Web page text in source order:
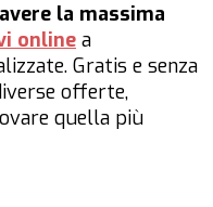
avere la massima
online a
Gratis e senza
offerte,
quella più